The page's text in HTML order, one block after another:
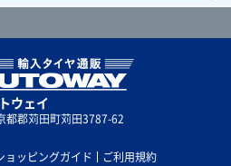
ウェイ
都郡苅田町苅田3787-62
ョッピングガイド
ご利用規約